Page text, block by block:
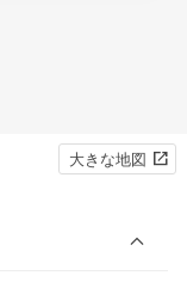
大きな地図